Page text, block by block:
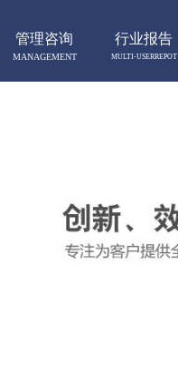
管理咨询
MANAGEMENT
行业报告
MULTI-USERREPOT